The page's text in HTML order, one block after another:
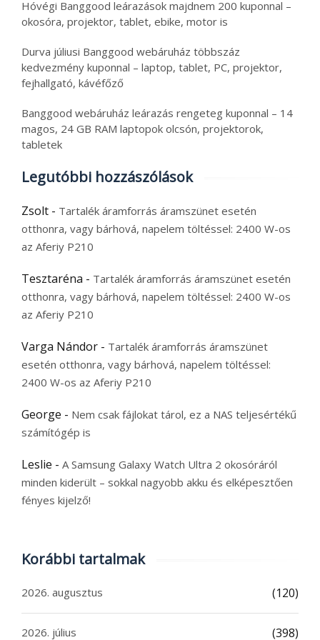
Hóvégi Banggood leárazások majdnem 200 kuponnal –
okosóra, projektor, tablet, ebike, motor is
Durva júliusi Banggood webáruház többszáz
kedvezmény kuponnal – laptop, tablet, PC, projektor,
fejhallgató, kávéfőző
Banggood webáruház leárazás rengeteg kuponnal – 14
magos, 24 GB RAM laptopok olcsón, projektorok,
tabletek
Legutóbbi hozzászólások
Zsolt - Tartalék áramforrás áramszünet esetén
otthonra, vagy bárhová, napelem töltéssel: 2400 W-os
az Aferiy P210
Tesztaréna - Tartalék áramforrás áramszünet esetén
otthonra, vagy bárhová, napelem töltéssel: 2400 W-os
az Aferiy P210
Varga Nándor - Tartalék áramforrás áramszünet
esetén otthonra, vagy bárhová, napelem töltéssel:
2400 W-os az Aferiy P210
George - Nem csak fájlokat tárol, ez a NAS teljesértékű
számítógép is
Leslie - A Samsung Galaxy Watch Ultra 2 okosóráról
minden kiderült – sokkal nagyobb akku és elképesztően
fényes kijelző!
Korábbi tartalmak
2026. augusztus (120)
2026. július (398)